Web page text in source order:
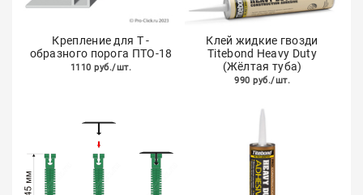
Крепление для Т -
образного порога ПТО-18
1110 руб./шт.
Клей жидкие гвозди
Titebond Heavy Duty
(Жёлтая туба)
990 руб./шт.